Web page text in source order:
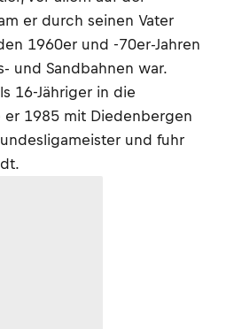
er durch seinen Vater
1960er und -70er-Jahren
und Sandbahnen war.
16-Jähriger in die
1985 mit Diedenbergen
und fuhr